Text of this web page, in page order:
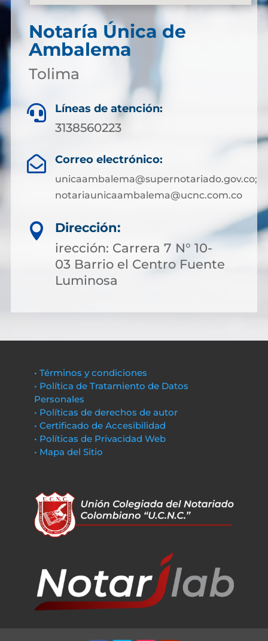
Notaría Única de
Ambalema
Tolima
 Líneas de atención:
3138560223
 Correo electrónico:
unicaambalema@supernotariado.gov.co;
notariaunicaambalema@ucnc.com.co

Dirección:
irección: Carrera 7 N° 10-
03 Barrio el Centro Fuente
Luminosa
• Términos y condiciones
• Política de Tratamiento de Datos
Personales
• Políticas de derechos de autor
• Certificado de Accesibilidad
• Políticas de Privacidad Web
• Mapa del Sitio